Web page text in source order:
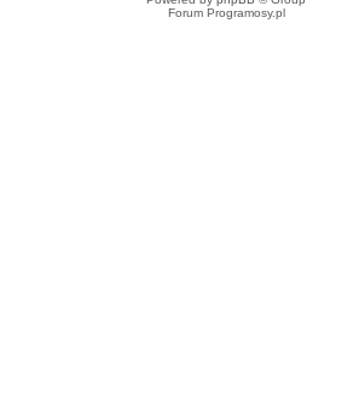
Forum Programosy.pl